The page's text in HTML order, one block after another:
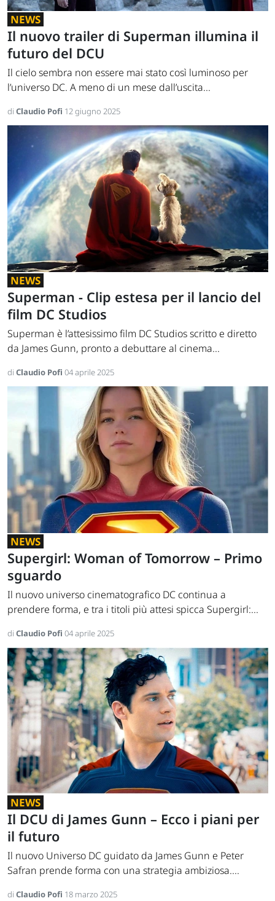
NEWS
Il nuovo trailer di Superman illumina il
futuro del DCU
Il cielo sembra non essere mai stato così luminoso per
l’universo DC. A meno di un mese dall’uscita...
di Claudio Pofi 12 giugno 2025
NEWS
Superman - Clip estesa per il lancio del
film DC Studios
Superman è l’attesissimo film DC Studios scritto e diretto
da James Gunn, pronto a debuttare al cinema...
di Claudio Pofi 04 aprile 2025
NEWS
Supergirl: Woman of Tomorrow – Primo
sguardo
Il nuovo universo cinematografico DC continua a
prendere forma, e tra i titoli più attesi spicca Supergirl:...
di Claudio Pofi 04 aprile 2025
NEWS
Il DCU di James Gunn – Ecco i piani per
il futuro
Il nuovo Universo DC guidato da James Gunn e Peter
Safran prende forma con una strategia ambiziosa....
di Claudio Pofi 18 marzo 2025